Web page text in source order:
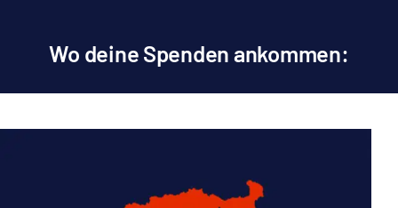
Wo deine Spenden ankommen: